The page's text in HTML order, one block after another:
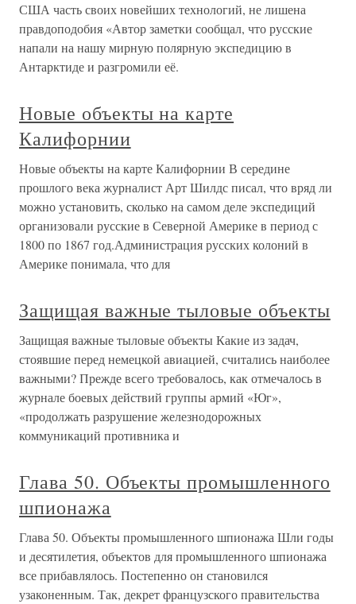
США часть своих новейших технологий, не лишена
правдоподобия «Автор заметки сообщал, что русские
напали на нашу мирную полярную экспедицию в
Антарктиде и разгромили её.
Новые объекты на карте
Калифорнии
Новые объекты на карте Калифорнии В середине
прошлого века журналист Арт Шилдс писал, что вряд ли
можно установить, сколько на самом деле экспедиций
организовали русские в Северной Америке в период с
1800 по 1867 год.Администрация русских колоний в
Америке понимала, что для
Защищая важные тыловые объекты
Защищая важные тыловые объекты Какие из задач,
стоявшие перед немецкой авиацией, считались наиболее
важными? Прежде всего требовалось, как отмечалось в
журнале боевых действий группы армий «Юг»,
«продолжать разрушение железнодорожных
коммуникаций противника и
Глава 50. Объекты промышленного
шпионажа
Глава 50. Объекты промышленного шпионажа Шли годы
и десятилетия, объектов для промышленного шпионажа
все прибавлялось. Постепенно он становился
узаконенным. Так, декрет французского правительства